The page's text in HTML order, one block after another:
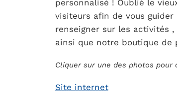
personnalisé ! Oublié le
visiteurs afin de vous
renseigner sur les activités
ainsi que notre boutique de
Cliquer sur une des photos pour
Site internet